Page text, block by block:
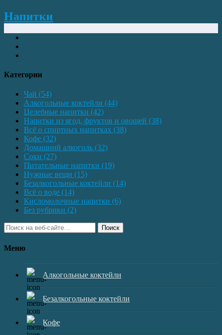
Напитки
Категории
Чай (54)
Алкогольные коктейли (44)
Целебные напитки (42)
Напитки из ягод, фруктов и овощей (38)
Всё о спиртных напитках (38)
Кофе (32)
Домашний алкоголь (32)
Соки (27)
Питательные напитки (19)
Нужные вещи (15)
Безалкогольные коктейли (14)
Всё о воде (14)
Кисломолочные напитки (6)
Без рубрики (2)
Поиск
Меню
Алкогольные коктейли
Безалкогольные коктейли
Кофе